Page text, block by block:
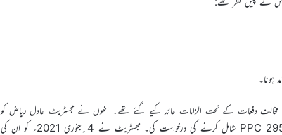
ہونا۔
مخالف دفعات کے تحت الزامات عائد کیے گئے تھے۔ انہوں نے مجسٹریٹ عادل ریاض کو
مزید (اور زیادہ تر) توہینِ رسالت کی شقیں PPC 295-C اور PPC 295-B شامل کرنے کی درخواست کی۔ مجسٹریٹ نے 4؍جنوری 2021ء کو ان کی